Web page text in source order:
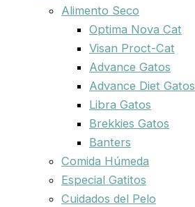
Alimento Seco
Optima Nova Cat
Visan Proct-Cat
Advance Gatos
Advance Diet Gatos
Libra Gatos
Brekkies Gatos
Banters
Comida Húmeda
Especial Gatitos
Cuidados del Pelo